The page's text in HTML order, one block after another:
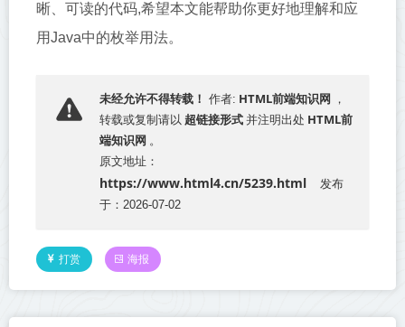
晰、可读的代码,希望本文能帮助你更好地理解和应
用Java中的枚举用法。
未经允许不得转载！ 作者: HTML前端知识网 ，
转载或复制请以 超链接形式 并注明出处 HTML前
端知识网 。
原文地址：
https://www.html4.cn/5239.html
发布
于：2026-07-02
打赏 海报